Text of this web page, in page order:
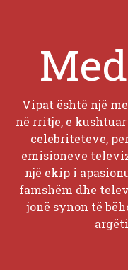
Vipat është një
në rritje, e
celebriteteve,
emisioneve
një ekip i
famshëm dhe
jonë synon të